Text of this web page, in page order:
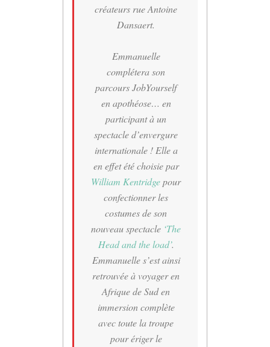
créateurs rue Antoine
Dansaert.
Emmanuelle
complétera son
parcours JobYourself
en apothéose… en
participant à un
spectacle d’envergure
internationale ! Elle a
en effet été choisie par
William Kentridgepour
confectionner les
costumes de son
nouveau spectacle ‘The
Head and the load’.
Emmanuelle s’est ainsi
retrouvée à voyager en
Afrique de Sud en
immersion complète
avec toute la troupe
pour ériger le